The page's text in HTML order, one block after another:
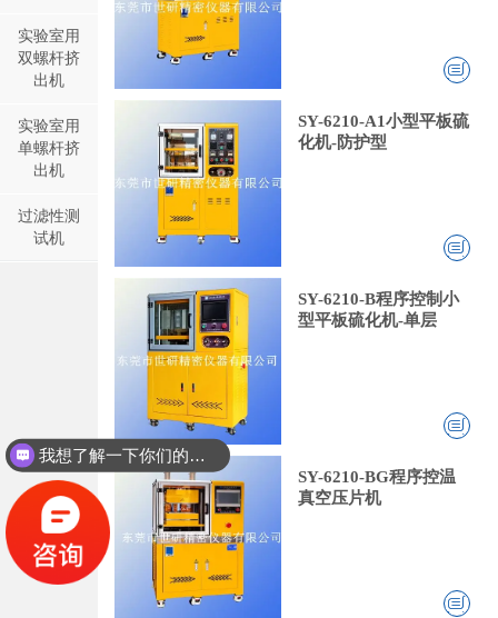
实验室用
双螺杆挤
出机
实验室用
单螺杆挤
出机
过滤性测
试机
SY-6210-A1小型平板硫
化机-防护型
SY-6210-B程序控制小
型平板硫化机-单层
SY-6210-BG程序控温
真空压片机
我想了解一下你们的双螺杆挤出机同？